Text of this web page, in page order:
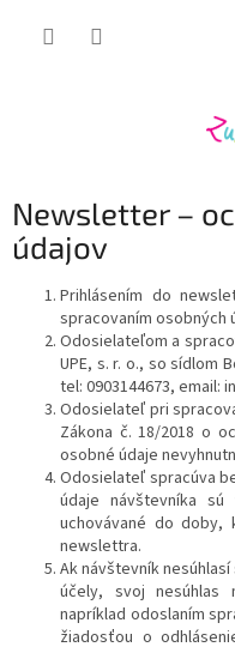
Newsletter –
údajov
Prihlásením do
spracovaním osobných
Odosielateľom a
UPE, s. r. o., so sídlom
tel: 0903144673, email:
Odosielateľ pri
Zákona č. 18/2018 o
osobné údaje
Odosielateľ spracúva
údaje návštevníka
uchovávané do doby,
newslettra.
Ak návštevník
účely, svoj nesúhlas
napríklad odoslaním
žiadosťou o